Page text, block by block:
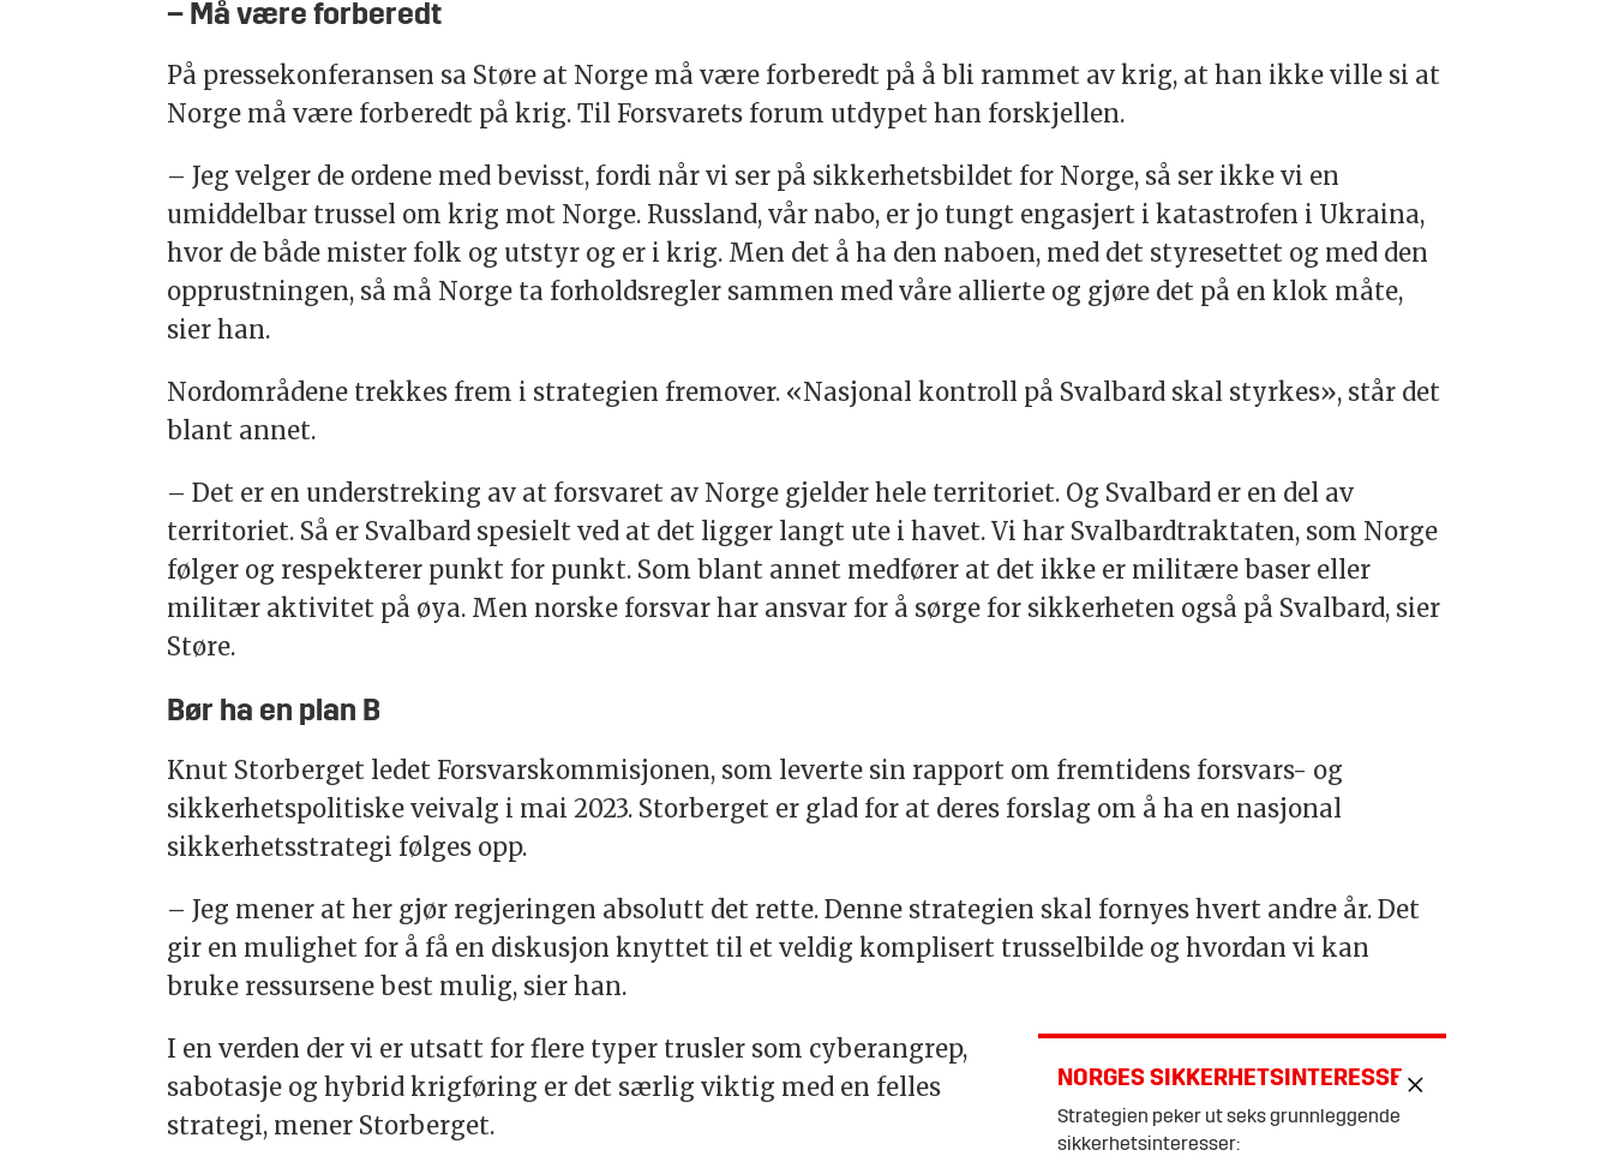
– Må være forberedt
På pressekonferansen sa Støre at Norge må være forberedt på å bli rammet av krig, at han ikke ville si at
Norge må være forberedt på krig. Til Forsvarets forum utdypet han forskjellen.
– Jeg velger de ordene med bevisst, fordi når vi ser på sikkerhetsbildet for Norge, så ser ikke vi en
umiddelbar trussel om krig mot Norge. Russland, vår nabo, er jo tungt engasjert i katastrofen i Ukraina,
hvor de både mister folk og utstyr og er i krig. Men det å ha den naboen, med det styresettet og med den
opprustningen, så må Norge ta forholdsregler sammen med våre allierte og gjøre det på en klok måte,
sier han.
Nordområdene trekkes frem i strategien fremover. «Nasjonal kontroll på Svalbard skal styrkes», står det
blant annet.
– Det er en understreking av at forsvaret av Norge gjelder hele territoriet. Og Svalbard er en del av
territoriet. Så er Svalbard spesielt ved at det ligger langt ute i havet. Vi har Svalbardtraktaten, som Norge
følger og respekterer punkt for punkt. Som blant annet medfører at det ikke er militære baser eller
militær aktivitet på øya. Men norske forsvar har ansvar for å sørge for sikkerheten også på Svalbard, sier
Støre.
Bør ha en plan B
Knut Storberget ledet Forsvarskommisjonen, som leverte sin rapport om fremtidens forsvars- og
sikkerhetspolitiske veivalg i mai 2023. Storberget er glad for at deres forslag om å ha en nasjonal
sikkerhetsstrategi følges opp.
– Jeg mener at her gjør regjeringen absolutt det rette. Denne strategien skal fornyes hvert andre år. Det
gir en mulighet for å få en diskusjon knyttet til et veldig komplisert trusselbilde og hvordan vi kan
bruke ressursene best mulig, sier han.
NORGES SIKKERHETSINTERESSER
Strategien peker ut seks grunnleggende
sikkerhetsinteresser:
I en verden der vi er utsatt for flere typer trusler som cyberangrep,
sabotasje og hybrid krigføring er det særlig viktig med en felles
strategi, mener Storberget.